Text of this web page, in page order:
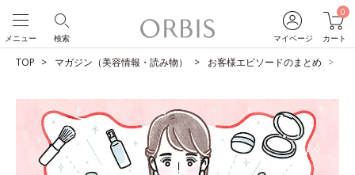
マイページ
0
カート
検索
メニュー
TOP マガジン（美容情報・読み物） お客様エピソードのまとめ